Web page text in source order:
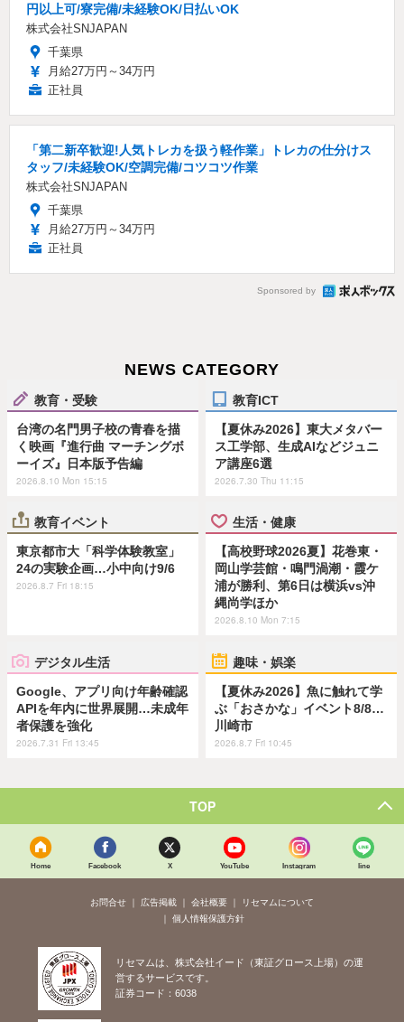
円以上可/寮完備/未経験OK/日払いOK
株式会社SNJAPAN
千葉県
月給27万円～34万円
正社員
「第二新卒歓迎!人気トレカを扱う軽作業」トレカの仕分けス
タッフ/未経験OK/空調完備/コツコツ作業
株式会社SNJAPAN
千葉県
月給27万円～34万円
正社員
Sponsored by
NEWS CATEGORY
教育・受験
台湾の名門男子校の青春を描
く映画『進行曲 マーチングボ
ーイズ』日本版予告編
2026.8.10 Mon 15:15
教育ICT
【夏休み2026】東大メタバー
ス工学部、生成AIなどジュニ
ア講座6選
2026.7.30 Thu 11:15
教育イベント
東京都市大「科学体験教室」
24の実験企画…小中向け9/6
2026.8.7 Fri 18:15
生活・健康
【高校野球2026夏】花巻東・
岡山学芸館・鳴門渦潮・霞ケ
浦が勝利、第6日は横浜vs沖
縄尚学ほか
2026.8.10 Mon 7:15
デジタル生活
Google、アプリ向け年齢確認
APIを年内に世界展開…未成年
者保護を強化
2026.7.31 Fri 13:45
趣味・娯楽
【夏休み2026】魚に触れて学
ぶ「おさかな」イベント8/8…
川崎市
2026.8.7 Fri 10:45
TOP
Home Facebook X YouTube Instagram line
お問合せ 広告掲載 会社概要
リセマムについて
個人情報保護方針
リセマムは、株式会社イード（東証グロース上場）の運
営するサービスです。
証券コード：6038